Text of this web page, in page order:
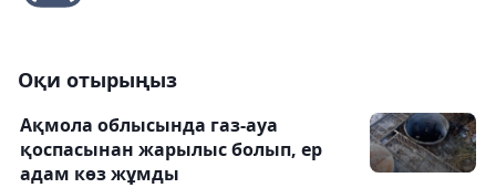
Оқи отырыңыз
Ақмола облысында газ-ауа
қоспасынан жарылыс болып, ер
адам көз жұмды